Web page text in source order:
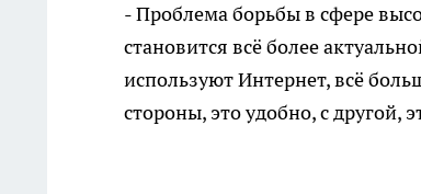
- Проблема борьбы в сфере
становится всё более
используют Интернет, всё
стороны, это удобно, с другой,